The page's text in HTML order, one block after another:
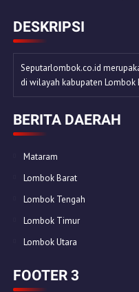
DESKRIPSI
Seputarlombok.co.id
di wilayah kabupaten Lombok
BERITA DAERAH
Mataram
Lombok Barat
Lombok Tengah
Lombok Timur
Lombok Utara
FOOTER 3